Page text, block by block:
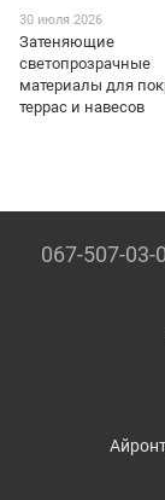
30 июля 2026
Затеняющие
светопрозрачные
материалы для
террас и навесов
067-507-03-